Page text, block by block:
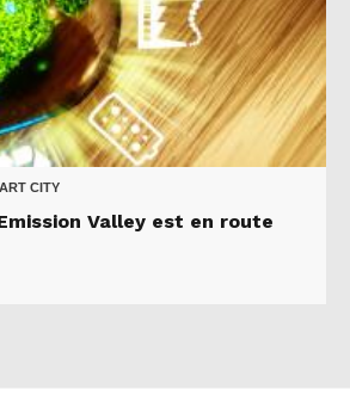
CITY
Valley est en route